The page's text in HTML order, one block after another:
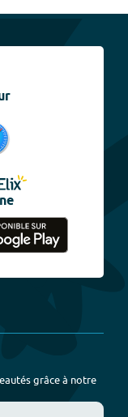
grâce à notre